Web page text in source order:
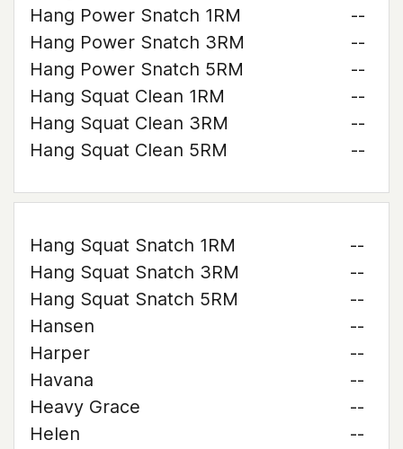
Hang Power Snatch 1RM
--
Hang Power Snatch 3RM
--
Hang Power Snatch 5RM
--
Hang Squat Clean 1RM
--
Hang Squat Clean 3RM
--
Hang Squat Clean 5RM
--
Hang Squat Snatch 1RM
--
Hang Squat Snatch 3RM
--
Hang Squat Snatch 5RM
--
Hansen
--
Harper
--
Havana
--
Heavy Grace
--
Helen
--